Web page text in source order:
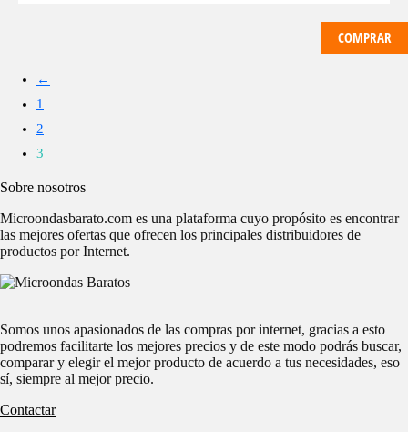
COMPRAR
←
1
2
3
Sobre nosotros
Microondasbarato.com es una plataforma cuyo propósito es encontrar
las mejores ofertas que ofrecen los principales distribuidores de
productos por Internet.
Somos unos apasionados de las compras por internet, gracias a esto
podremos facilitarte los mejores precios y de este modo podrás buscar,
comparar y elegir el mejor producto de acuerdo a tus necesidades, eso
sí, siempre al mejor precio.
Contactar